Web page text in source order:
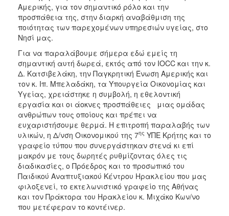
Αμερικής, για τον σημαντικό ρόλο και την
προσπάθεια της, στην διαρκή αναβάθμιση της
ποιότητας των παρεχομένων υπηρεσιών υγείας, στο
Νησί μας.
Για να παραλάβουμε σήμερα εδώ εμείς τη
σημαντική αυτή δωρεά, εκτός από τον IOCC και την κ.
Δ. Κατσιβελάκη, την Παγκρητική Ένωση Αμερικής και
τον κ. Ιπ. Μπελαδάκη, τα Υπουργεία Οικονομίας και
Υγείας, χρειάστηκε η συμβολή, η εθελοντική
εργασία και οι άοκνες προσπάθειες μιας ομάδας
ανθρώπων τους οποίους και πρέπει να
ευχαριστήσουμε θερμά. Η επιτροπή παραλαβής των
υλικών, η Δ/νση Οικονομικού της 7ης ΥΠΕ Κρήτης και το
γραφείο τύπου που συνεργάστηκαν στενά κι επί
μακρόν με τους δωρητές ρυθμίζοντας όλες τις
διαδικασίες, ο Πρόεδρος και το προσωπικό του
Παιδικού Αναπτυξιακού Κέντρου Ηρακλείου που μας
φιλοξενεί, το εκτελωνιστικό γραφείο της Αθήνας
και τον Πράκτορα του Ηρακλείου κ. Μιχάκο Κων/νο
που μετέφεραν το κοντέινερ.